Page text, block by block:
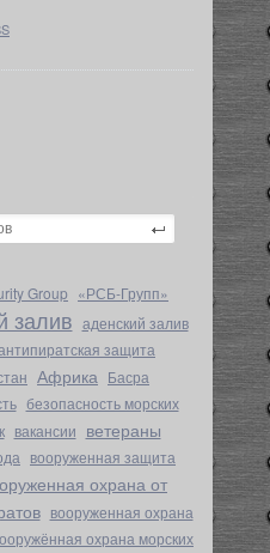
Group «РСБ‑Групп»
залив аденский залив
защита
Африка Басра
безопасность морских
вакансии ветераны
вооруженная защита
охрана от
вооруженная охрана
охрана морских